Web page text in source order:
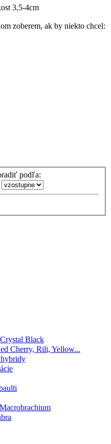
3,5-4cm
zoberem, ak by niekto chcel:
podľa:
Black
Cherry, Rili, Yellow...